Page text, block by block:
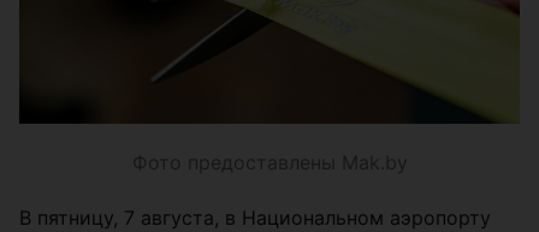
Фото предоставлены Mak.by
В пятницу, 7 августа, в Национальном аэропорту